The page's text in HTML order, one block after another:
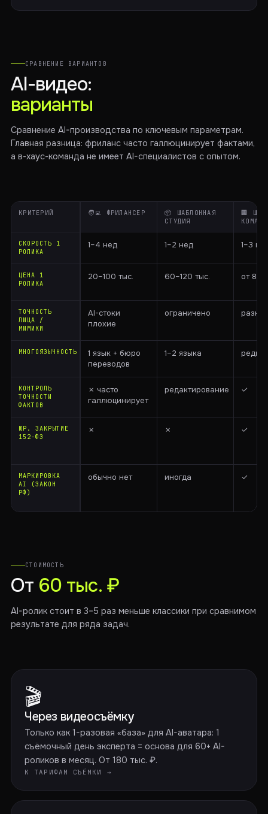
СРАВНЕНИЕ ВАРИАНТОВ
AI-видео:
варианты
Сравнение AI-производства по ключевым параметрам.
Главная разница: фриланс часто галлюцинирует фактами,
а в-хаус-команда не имеет AI-специалистов с опытом.
КРИТЕРИЙ 🧑‍💻 ФРИЛАНСЕР
📦 ШАБЛОННАЯ
СТУДИЯ
🏢
СКОРОСТЬ 1
РОЛИКА
1–4 нед 1–2 нед 1–3
ЦЕНА 1
РОЛИКА
20–100 тыс. 60–120 тыс. от 80
ТОЧНОСТЬ
ЛИЦА /
МИМИКИ
AI-стоки
плохие
ограничено
МНОГОЯЗЫЧНОСТЬ
1 язык + бюро
переводов
1–2 языка редко
КОНТРОЛЬ
ТОЧНОСТИ
ФАКТОВ
✗ часто
галлюцинирует
редактирование ✓
ЮР. ЗАКРЫТИЕ
152-ФЗ
✗ ✗ ✓
МАРКИРОВКА
AI (ЗАКОН
РФ)
обычно нет иногда ✓
СТОИМОСТЬ
От 60 тыс. ₽
AI-ролик стоит в 3–5 раз меньше классики при сравнимом
результате для ряда задач.
🎬
Через видеосъёмку
Только как 1-разовая «база» для AI-аватара: 1
съёмочный день эксперта = основа для 60+ AI-
роликов в месяц. От 180 тыс. ₽.
К ТАРИФАМ СЪЁМКИ →